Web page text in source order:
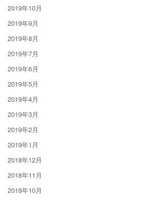
2019年10月
2019年9月
2019年8月
2019年7月
2019年6月
2019年5月
2019年4月
2019年3月
2019年2月
2019年1月
2018年12月
2018年11月
2018年10月